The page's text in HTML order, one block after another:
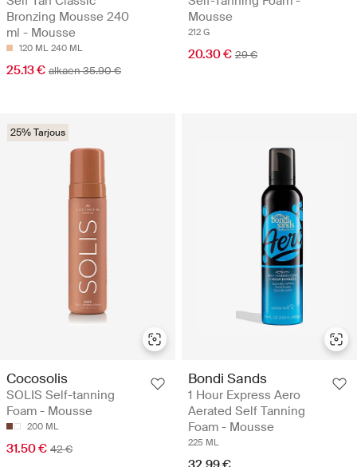
Bronzing Mousse 240
ml - Mousse
120 ML 240 ML
25.13 € alkaen 35.90 €
Mousse
212 G
20.30 € 29 €
25% Tarjous
Cocosolis
SOLIS Self-tanning
Foam - Mousse
200 ML
31.50 € 42 €
Bondi Sands
1 Hour Express Aero
Aerated Self Tanning
Foam - Mousse
225 ML